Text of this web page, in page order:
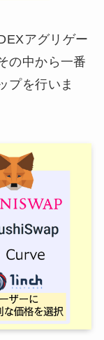
アグリゲー
の中から一番
プを行いま